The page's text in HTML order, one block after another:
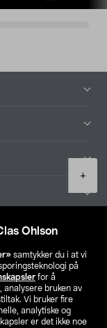
Ohlson
samtykker du i at vi
på
for å
analysere bruken av
Vi bruker fire
analytiske og
er det ikke noe
+